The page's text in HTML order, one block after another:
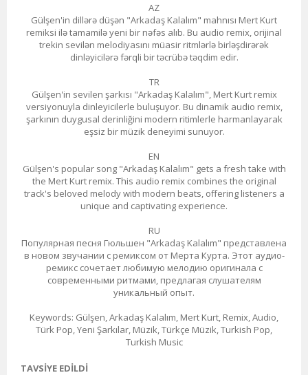
AZ
Gülşen'in dillərə düşən "Arkadaş Kalalım" mahnısı Mert Kurt
remiksi ilə tamamilə yeni bir nəfəs alıb. Bu audio remix, orijinal
trekin sevilən melodiyasını müasir ritmlərlə birləşdirərək
dinləyicilərə fərqli bir təcrübə təqdim edir.
TR
Gülşen'in sevilen şarkısı "Arkadaş Kalalım", Mert Kurt remix
versiyonuyla dinleyicilerle buluşuyor. Bu dinamik audio remix,
şarkının duygusal derinliğini modern ritimlerle harmanlayarak
eşsiz bir müzik deneyimi sunuyor.
EN
Gülşen's popular song "Arkadaş Kalalım" gets a fresh take with
the Mert Kurt remix. This audio remix combines the original
track's beloved melody with modern beats, offering listeners a
unique and captivating experience.
RU
Популярная песня Гюльшен "Arkadaş Kalalım" представлена
в новом звучании с ремиксом от Мерта Курта. Этот аудио-
ремикс сочетает любимую мелодию оригинала с
современными ритмами, предлагая слушателям
уникальный опыт.
Keywords: Gülşen, Arkadaş Kalalım, Mert Kurt, Remix, Audio,
Türk Pop, Yeni Şarkılar, Müzik, Türkçe Müzik, Turkish Pop,
Turkish Music
TAVSIYE EDILDI